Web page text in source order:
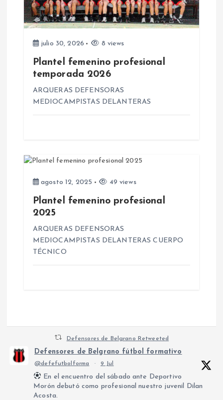
d
e
a
julio 30, 2026 8 views
Plantel femenino profesional
temporada 2026
ARQUERAS DEFENSORAS
MEDIOCAMPISTAS DELANTERAS
agosto 12, 2025 49 views
Plantel femenino profesional
2025
ARQUERAS DEFENSORAS
MEDIOCAMPISTAS DELANTERAS CUERPO
TÉCNICO
Defensores de Belgrano Retweeted
Defensores de Belgrano fútbol formativo
@defefutbolforma · 9 Jul
En el encuentro del sábado ante Deportivo
Morón debutó como profesional nuestro juvenil Dilan
Acosta.